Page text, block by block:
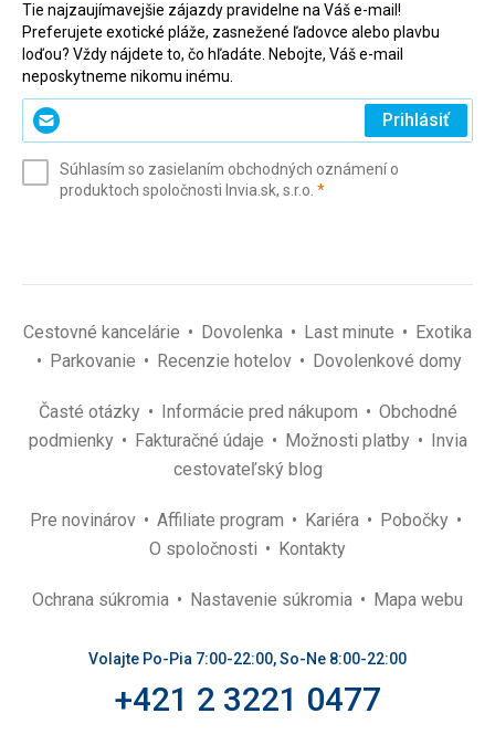
Tie najzaujímavejšie zájazdy pravidelne na Váš e-mail!
Preferujete exotické pláže, zasnežené ľadovce alebo plavbu
loďou? Vždy nájdete to, čo hľadáte. Nebojte, Váš e-mail
neposkytneme nikomu inému.
Zadajte
svoj
(povinné)
Prihlásiť
Súhlasím so zasielaním obchodných oznámení o
produktoch spoločnosti Invia.sk, s.r.o. *(povinné)
Cestovné kancelárie Dovolenka Last minute
Exotika
Parkovanie
Recenzie hotelov Dovolenkové domy
Časté otázky Informácie pred nákupom
Obchodné
podmienky
Fakturačné údaje Možnosti platby
Invia
cestovateľský blog
Pre novinárov Affiliate program Kariéra
Pobočky
O spoločnosti
Kontakty
Ochrana súkromia Nastavenie súkromia Mapa webu
Volajte Po-Pia 7:00-22:00, So-Ne 8:00-22:00
+421 2 3221 0477